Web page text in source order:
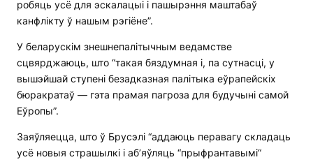
робяць усё для эскалацыі і пашырэння маштабаў
канфлікту ў нашым рэгіёне”.
У беларускім знешнепалітычным ведамстве
сцвярджаюць, што “такая бяздумная і, па сутнасці, у
вышэйшай ступені безадказная палітыка еўрапейскіх
бюракратаў — гэта прамая пагроза для будучыні самой
Еўропы”.
Заяўляецца, што ў Брусэлі “аддаюць перавагу складаць
усё новыя страшылкі і аб’яўляць “прыфрантавымі“